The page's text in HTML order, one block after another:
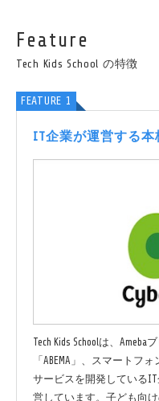
Feature
Tech Kids School の特徴
FEATURE 1
IT企業が運営する
Tech Kids Schoolは、
「ABEMA」、スマートフ
サービスを開発している
営しています。子ども向